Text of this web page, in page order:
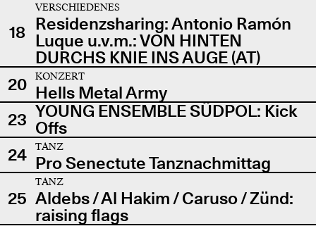
18
VERSCHIEDENES
Residenzsharing: Antonio Ramón
Luque u.v.m.: VON HINTEN
DURCHS KNIE INS AUGE (AT)
20
KONZERT
Hells Metal Army
23 YOUNG ENSEMBLE SÜDPOL: Kick
Offs
24
TANZ
Pro Senectute Tanznachmittag
25
TANZ
Aldebs / Al Hakim / Caruso / Zünd:
raising flags